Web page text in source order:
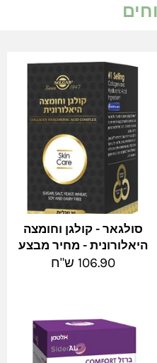
סולגאר - קולגן וחומצה
היאלורונית - מחיר מבצע
מחיר
106.90 ש"ח